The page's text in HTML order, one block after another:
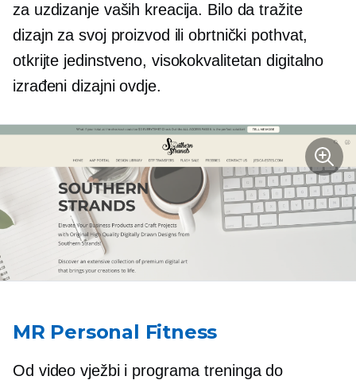
za uzdizanje vaših kreacija. Bilo da tražite
dizajn za svoj proizvod ili obrtnički pothvat,
otkrijte jedinstveno, visokokvalitetan digitalno
izrađeni dizajni ovdje.
MR Personal Fitness
Od video vježbi i programa treninga do